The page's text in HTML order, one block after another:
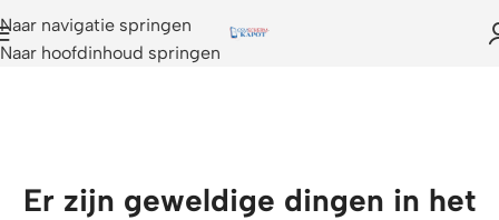
Naar navigatie springen
Naar hoofdinhoud springen
Er zijn geweldige dingen in het